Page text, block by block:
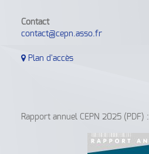
Contact
contact@cepn.asso.fr
Plan d'accès
Rapport annuel CEPN 2025 (PDF) :